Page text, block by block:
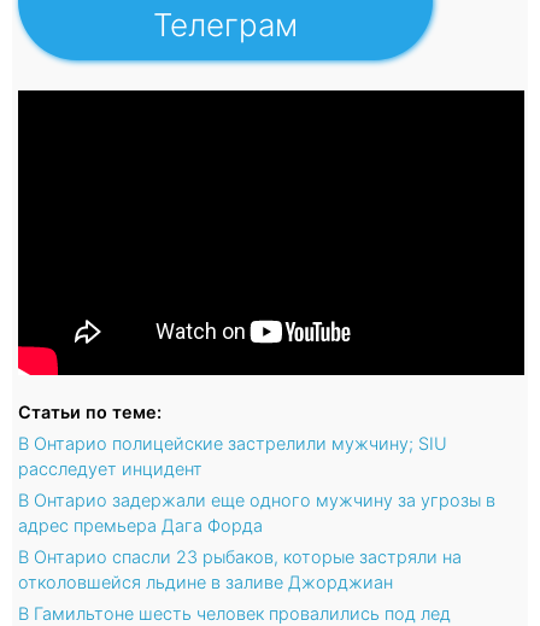
Телеграм
Статьи по теме:
В Онтарио полицейские застрелили мужчину; SIU
расследует инцидент
В Онтарио задержали еще одного мужчину за угрозы в
адрес премьера Дага Форда
В Онтарио спасли 23 рыбаков, которые застряли на
отколовшейся льдине в заливе Джорджиан
В Гамильтоне шесть человек провалились под лед